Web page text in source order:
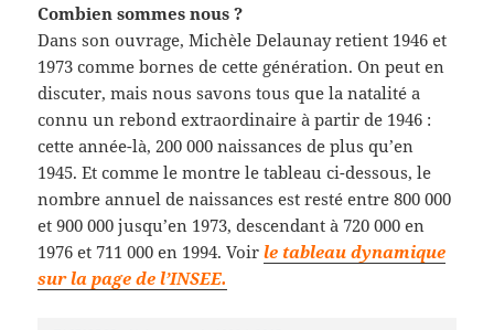
Combien sommes nous ?
Dans son ouvrage, Michèle Delaunay retient 1946 et
1973 comme bornes de cette génération. On peut en
discuter, mais nous savons tous que la natalité a
connu un rebond extraordinaire à partir de 1946 :
cette année-là, 200 000 naissances de plus qu’en
1945. Et comme le montre le tableau ci-dessous, le
nombre annuel de naissances est resté entre 800 000
et 900 000 jusqu’en 1973, descendant à 720 000 en
1976 et 711 000 en 1994. Voirle tableau dynamique
sur la page de l’INSEE.